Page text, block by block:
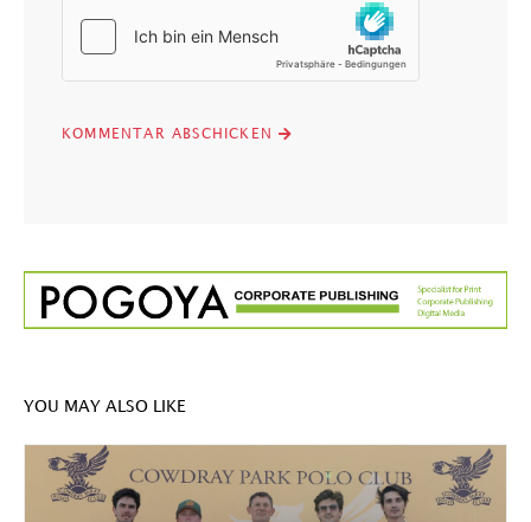
YOU MAY ALSO LIKE